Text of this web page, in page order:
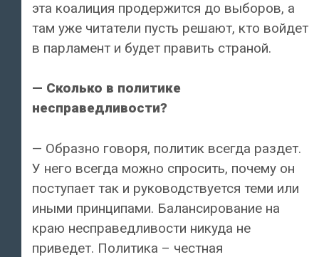
эта коалиция продержится до выборов, а
там уже читатели пусть решают, кто войдет
в парламент и будет править страной.
— Сколько в политике
несправедливости?
— Образно говоря, политик всегда раздет.
У него всегда можно спросить, почему он
поступает так и руководствуется теми или
иными принципами. Балансирование на
краю несправедливости никуда не
приведет. Политика – честная